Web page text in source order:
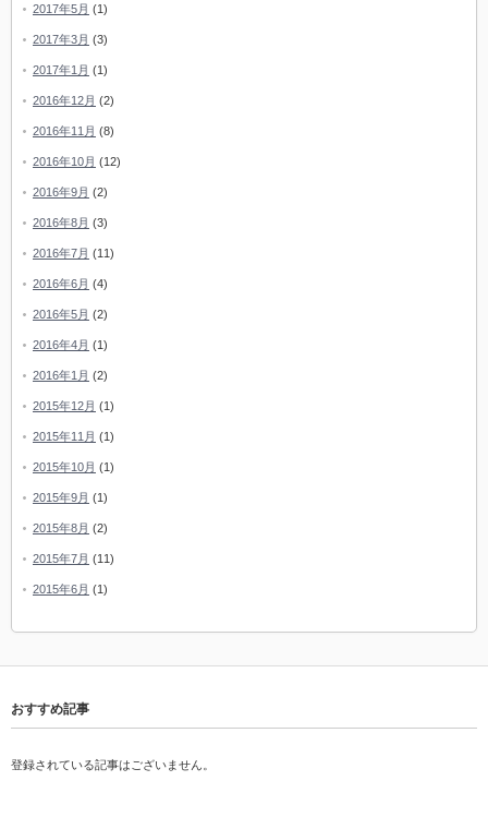
2017年5月 (1)
2017年3月 (3)
2017年1月 (1)
2016年12月 (2)
2016年11月 (8)
2016年10月 (12)
2016年9月 (2)
2016年8月 (3)
2016年7月 (11)
2016年6月 (4)
2016年5月 (2)
2016年4月 (1)
2016年1月 (2)
2015年12月 (1)
2015年11月 (1)
2015年10月 (1)
2015年9月 (1)
2015年8月 (2)
2015年7月 (11)
2015年6月 (1)
おすすめ記事
登録されている記事はございません。